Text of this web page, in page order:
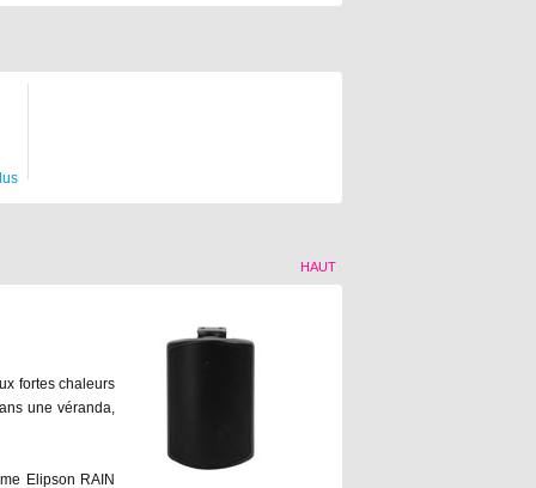
HAUT
fortes chaleurs
une véranda,
Elipson RAIN